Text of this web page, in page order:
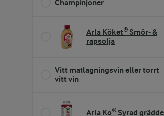
Champinjoner
Arla Köket® Smör- &
rapsolja
Vitt matlagningsvin eller torrt
vitt vin
Arla Ko® Syrad grädde